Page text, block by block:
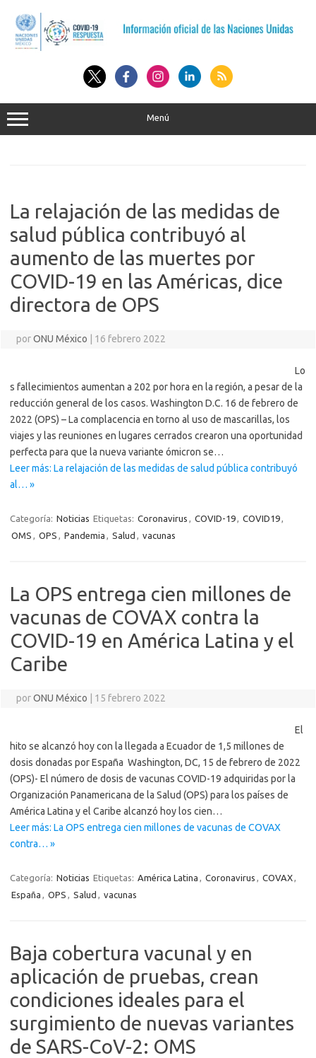
contenido
Menú
La relajación de las medidas de
salud pública contribuyó al
aumento de las muertes por
COVID-19 en las Américas, dice
directora de OPS
porONU México 16 febrero 2022
Lo
s fallecimientos aumentan a 202 por hora en la región, a pesar de la
reducción general de los casos. Washington D.C. 16 de febrero de
2022 (OPS) – La complacencia en torno al uso de mascarillas, los
viajes y las reuniones en lugares cerrados crearon una oportunidad
perfecta para que la nueva variante ómicron se…
Leer más: La relajación de las medidas de salud pública contribuyó
al… »
Categoría: Noticias Etiquetas: Coronavirus , COVID-19, COVID19,
OMS , OPS , Pandemia , Salud , vacunas
La OPS entrega cien millones de
vacunas de COVAX contra la
COVID-19 en América Latina y el
Caribe
porONU México 15 febrero 2022
El
hito se alcanzó hoy con la llegada a Ecuador de 1,5 millones de
dosis donadas por España Washington, DC, 15 de febrero de 2022
(OPS)- El número de dosis de vacunas COVID-19 adquiridas por la
Organización Panamericana de la Salud (OPS) para los países de
América Latina y el Caribe alcanzó hoy los cien…
Leer más: La OPS entrega cien millones de vacunas de COVAX
contra… »
Categoría: Noticias Etiquetas: América Latina , Coronavirus , COVAX,
España , OPS , Salud , vacunas
Baja cobertura vacunal y en
aplicación de pruebas, crean
condiciones ideales para el
surgimiento de nuevas variantes
de SARS-CoV-2: OMS